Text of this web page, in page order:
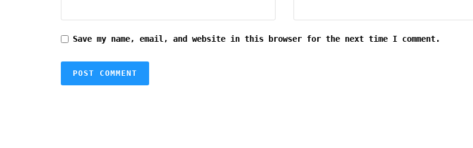
Save my name, email, and website in this browser for the next time I comment.